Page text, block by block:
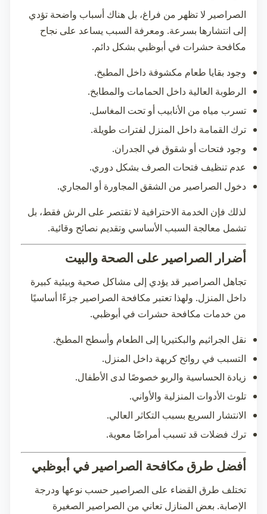
الصراصير لا تظهر من فراغ، بل هناك أسباب واضحة تؤدي
إلى انتشارها بسرعة. ومعرفة السبب يساعد على نجاح
مكافحة حشرات في أبوظبي بشكل دائم.
وجود بقايا طعام مكشوفة داخل المطبخ.
الرطوبة العالية داخل الحمامات والمطابخ.
تسرب مياه من الأنابيب أو تحت المغاسل.
ترك القمامة داخل المنزل لفترات طويلة.
وجود فتحات أو شقوق في الجدران.
عدم تنظيف فتحات الصرف بشكل دوري.
دخول الصراصير من الشقق المجاورة أو المجاري.
لذلك فإن الخدمة الاحترافية لا تقتصر على الرش فقط، بل
تشمل معالجة السبب الأساسي وتقديم نصائح وقائية.
أضرار الصراصير على الصحة والبيت
تجاهل الصراصير قد يؤدي إلى مشاكل صحية وبيئية كبيرة
داخل المنزل. ولهذا تعتبر مكافحة الصراصير جزءًا أساسيًا
من خدمات مكافحة حشرات في أبوظبي.
نقل الجراثيم والبكتيريا إلى الطعام وأسطح المطبخ.
التسبب في روائح كريهة داخل المنزل.
زيادة الحساسية والربو خصوصًا لدى الأطفال.
تلوث الأدوات المنزلية والأواني.
الانتشار السريع بسبب التكاثر العالي.
ترك فضلات قد تسبب أمراضًا معوية.
أفضل طرق مكافحة الصراصير في أبوظبي
تختلف طرق القضاء على الصراصير حسب نوعها ودرجة
الإصابة. بعض المنازل تعاني من الصراصير الصغيرة